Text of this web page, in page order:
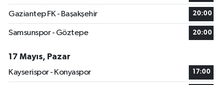
Gaziantep FK - Başakşehir 20:00
Samsunspor - Göztepe 20:00
17 Mayıs, Pazar
Kayserispor - Konyaspor
17:00